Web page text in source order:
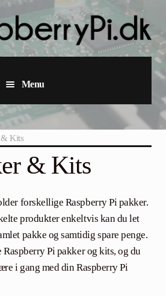
Menu
& Kits
& Kits
forskellige Raspberry Pi pakker.
produkter enkeltvis kan du let
pakke og samtidig spare penge.
Pi pakker og kits, og du
i gang med din Raspberry Pi